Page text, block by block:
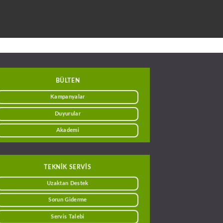
BÜLTEN
Kampanyalar
Duyurular
Akademi
TEKNİK SERVİS
Uzaktan Destek
Sorun Giderme
Servis Talebi